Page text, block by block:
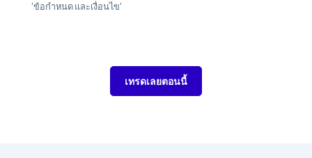
'ข้อกำหนด และเงื่อนไข'
เทรดเลยตอนนี้